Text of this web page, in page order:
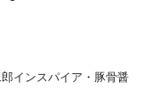
インスパイア・豚骨醤